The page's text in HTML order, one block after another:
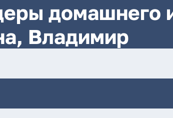
домашнего
Владимир